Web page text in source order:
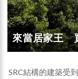
來當居家王
SRC結構的建築受